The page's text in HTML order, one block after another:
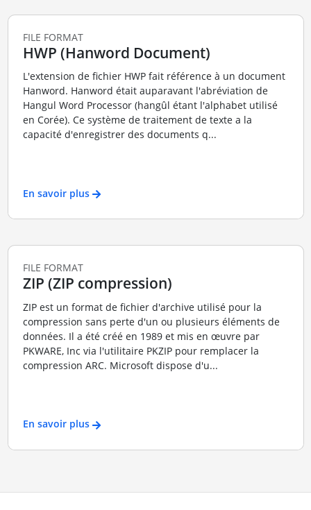
FILE FORMAT
HWP (Hanword Document)
L'extension de fichier HWP fait référence à un document
Hanword. Hanword était auparavant l'abréviation de
Hangul Word Processor (hangûl étant l'alphabet utilisé
en Corée). Ce système de traitement de texte a la
capacité d'enregistrer des documents q...
En savoir plus
FILE FORMAT
ZIP (ZIP compression)
ZIP est un format de fichier d'archive utilisé pour la
compression sans perte d'un ou plusieurs éléments de
données. Il a été créé en 1989 et mis en œuvre par
PKWARE, Inc via l'utilitaire PKZIP pour remplacer la
compression ARC. Microsoft dispose d'u...
En savoir plus